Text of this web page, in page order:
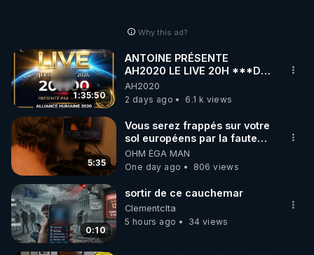
Why this ad?
1:35:50
ANTOINE PRÉSENTE
AH2020 LE LIVE 20H ***DU
06/08/2026***
AH2020
2 days ago
6.1 k views
5:35
Vous serez frappés sur votre
sol européens par la faute
des dirigeants qui s'en
mettent dans le nez
OHM ÉGA MAN
One day ago
806 views
0:10
sortir de ce cauchemar
Clementclta
5 hours ago
34 views